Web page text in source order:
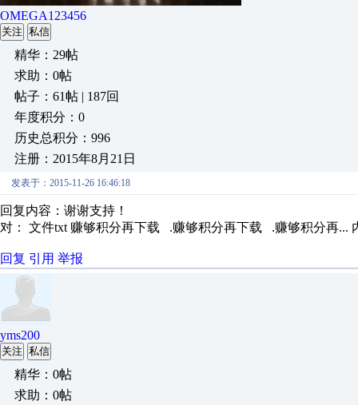
OMEGA123456
关注 私信
精华：29帖
求助：0帖
帖子：61帖 | 187回
年度积分：0
历史总积分：996
注册：2015年8月21日
发表于：2015-11-26 16:46:18
回复内容：谢谢支持！
对： 文件txt 赚够积分再下载 .赚够积分再下载 .赚够积分再...
回复 引用 举报
yms200
关注 私信
精华：0帖
求助：0帖